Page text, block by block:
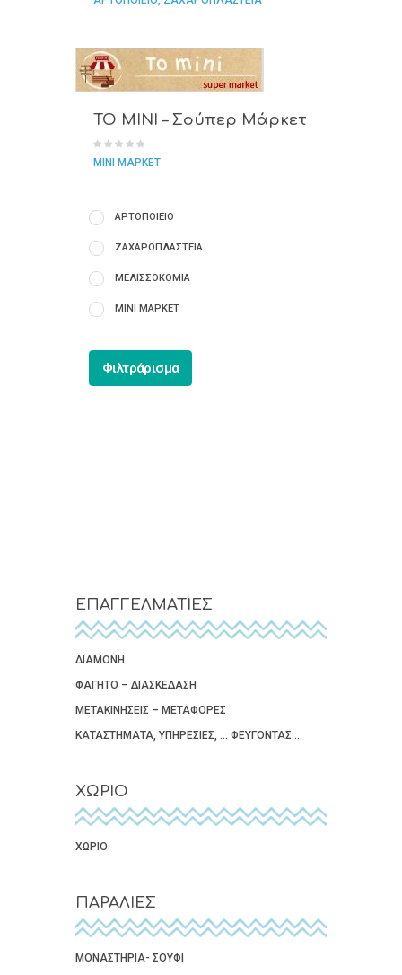
TO MINI – Σούπερ Μάρκετ
ΜΙΝΙ ΜΑΡΚΕΤ
ΑΡΤΟΠΟΙΕΙΟ
ΖΑΧΑΡΟΠΛΑΣΤΕΙΑ
ΜΕΛΙΣΣΟΚΟΜΙΑ
ΜΙΝΙ ΜΑΡΚΕΤ
Φιλτράρισμα
ΕΠΑΓΓΕΛΜΑΤΙΕΣ
ΔΙΑΜΟΝΗ
ΦΑΓΗΤΟ – ΔΙΑΣΚΕΔΑΣΗ
ΜΕΤΑΚΙΝΗΣΕΙΣ – ΜΕΤΑΦΟΡΕΣ
ΚΑΤΑΣΤΗΜΑΤΑ, ΥΠΗΡΕΣΙΕΣ, … ΦΕΥΓΟΝΤΑΣ …
ΧΩΡΙΟ
ΧΩΡΙΟ
ΠΑΡΑΛΙΕΣ
ΜΟΝΑΣΤΗΡΙΑ- ΣΟΥΦΙ